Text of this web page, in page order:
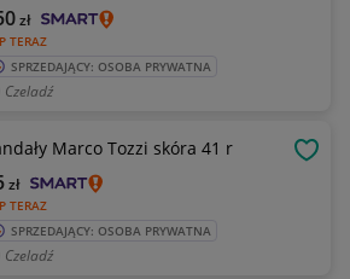
TERAZ
zł
SPRZEDAJĄCY: OSOBA PRYWATNA
Czeladź
Sandały Marco Tozzi skóra 41 r
TERAZ
zł
SPRZEDAJĄCY: OSOBA PRYWATNA
Czeladź